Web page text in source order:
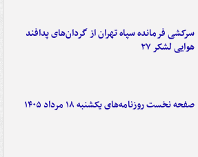
سرکشی فرمانده سپاه تهران از گردان‌های پدافند
هوایی لشکر ۲۷
صفحه نخست روزنامه‌های یکشنبه ۱۸ مرداد ۱۴۰۵